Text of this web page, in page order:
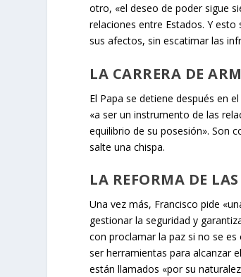
otro, «el deseo de poder sigue
relaciones entre Estados. Y
sus afectos, sin escatimar las
LA CARRERA DE
El Papa se detiene después en
«a ser un instrumento de las
equilibrio de su posesión». Son
salte una chispa.
LA REFORMA DE
Una vez más, Francisco pide
gestionar la seguridad y
con proclamar la paz si no se
ser herramientas para alcanzar
están llamados «por su